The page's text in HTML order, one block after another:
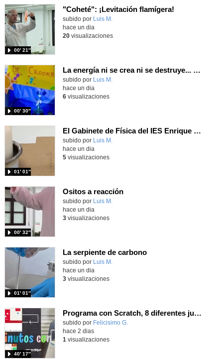
"Coheté": ¡Levitación flamígera!
Contenido educativo.
subido por Luis M.
00′ 21″
hace un dia
20visualizaciones
La energía ni se crea ni se destruye... ¡se experimenta! El Tierno en la Feria Madrid es Ciencia 2026
Contenido educativo.
subido por Luis M.
00′ 30″
hace un dia
6visualizaciones
El Gabinete de Física del IES Enrique Tierno Galván de Parla (Curso 25-26)
Contenido educativo.
subido por Luis M.
01′ 01″
hace un dia
5visualizaciones
Ositos a reacción
Contenido educativo.
subido por Luis M.
00′ 32″
hace un dia
3visualizaciones
La serpiente de carbono
Contenido educativo.
subido por Luis M.
01′ 01″
hace un dia
3visualizaciones
Programa con Scratch, 8 diferentes juegos para vivir la emoción de los partidos de España en el mundial 2026
Contenido educativo.
subido por Felicisimo G.
40′ 17″
hace 2 dias
1 visualizaciones